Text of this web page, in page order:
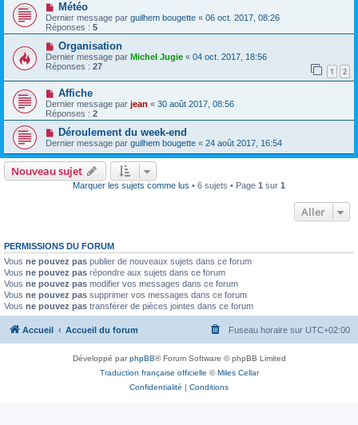
Météo
Dernier message par guilhem bougette « 06 oct. 2017, 08:26
Réponses : 5
Organisation
Dernier message par Michel Jugie « 04 oct. 2017, 18:56
Réponses : 27 1 2
Affiche
Dernier message par jean « 30 août 2017, 08:56
Réponses : 2
Déroulement du week-end
Dernier message par guilhem bougette « 24 août 2017, 16:54
Nouveau sujet
Marquer les sujets comme lus • 6 sujets • Page 1 sur 1
Aller
PERMISSIONS DU FORUM
Vous ne pouvez pas publier de nouveaux sujets dans ce forum
Vous ne pouvez pas répondre aux sujets dans ce forum
Vous ne pouvez pas modifier vos messages dans ce forum
Vous ne pouvez pas supprimer vos messages dans ce forum
Vous ne pouvez pas transférer de pièces jointes dans ce forum
Accueil Accueil du forum Fuseau horaire sur UTC+02:00
Développé parphpBB® Forum Software © phpBB Limited
Traduction française officielle ©Miles Cellar
Confidentialité | Conditions